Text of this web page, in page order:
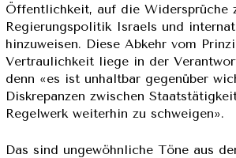
Öffentlichkeit, auf die Widersprüche
Regierungspolitik Israels und
hinzuweisen. Diese Abkehr vom
Vertraulichkeit liege in der
denn «es ist unhaltbar gegenüber
Diskrepanzen zwischen
Regelwerk weiterhin zu schweigen».
Das sind ungewöhnliche Töne aus